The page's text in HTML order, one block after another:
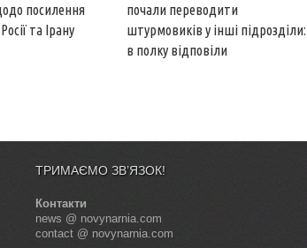
посилення
та Ірану
почали переводити
штурмовиків у інші підрозділи:
в полку відповіли
ТРИМАЄМО ЗВ’ЯЗОК!
Контакти
news @ novynarnia.com
contact @ novynarnia.com